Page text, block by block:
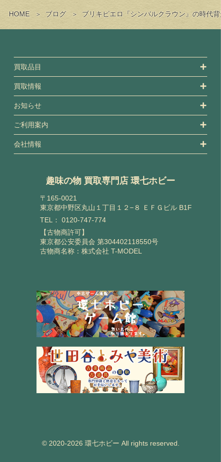
HOME ブログ ブリキピエロ『シンバルクラウン』の時代
買取品目
買取情報
お知らせ
ご利用案内
会社情報
趣味の物 買取専門店 環七ホビー
〒165-0021
東京都中野区丸山１丁目１２−８ ＥＦＧビル B1F
TEL： 0120-747-774
【古物商許可】
東京都公安委員会 第304402118550号
古物商名称：株式会社 T-MODEL
© 2020-2026 環七ホビー All rights reserved.